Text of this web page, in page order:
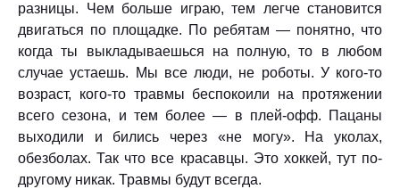
разницы. Чем больше играю, тем легче становится
двигаться по площадке. По ребятам — понятно, что
когда ты выкладываешься на полную, то в любом
случае устаешь. Мы все люди, не роботы. У кого-то
возраст, кого-то травмы беспокоили на протяжении
всего сезона, и тем более — в плей-офф. Пацаны
выходили и бились через «не могу». На уколах,
обезболах. Так что все красавцы. Это хоккей, тут по-
другому никак. Травмы будут всегда.